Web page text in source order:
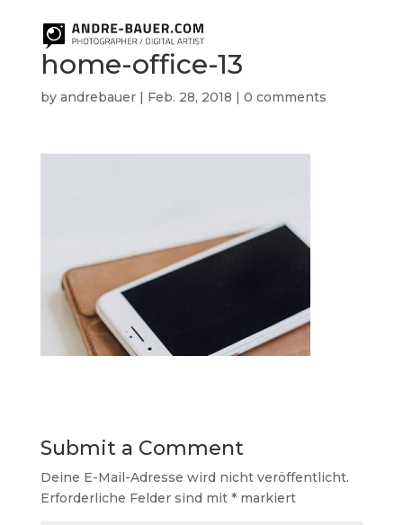
home-office-13
by andrebauer| Feb. 28, 2018 | 0 comments
Submit a Comment
Deine E-Mail-Adresse wird nicht veröffentlicht.
Erforderliche Felder sind mit *markiert